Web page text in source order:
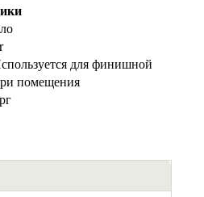
для финишной
помещения